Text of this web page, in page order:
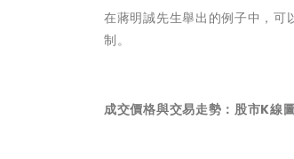
在蔣明誠先生舉出的例子中，可
制。
成交價格與交易走勢：股市K線圖